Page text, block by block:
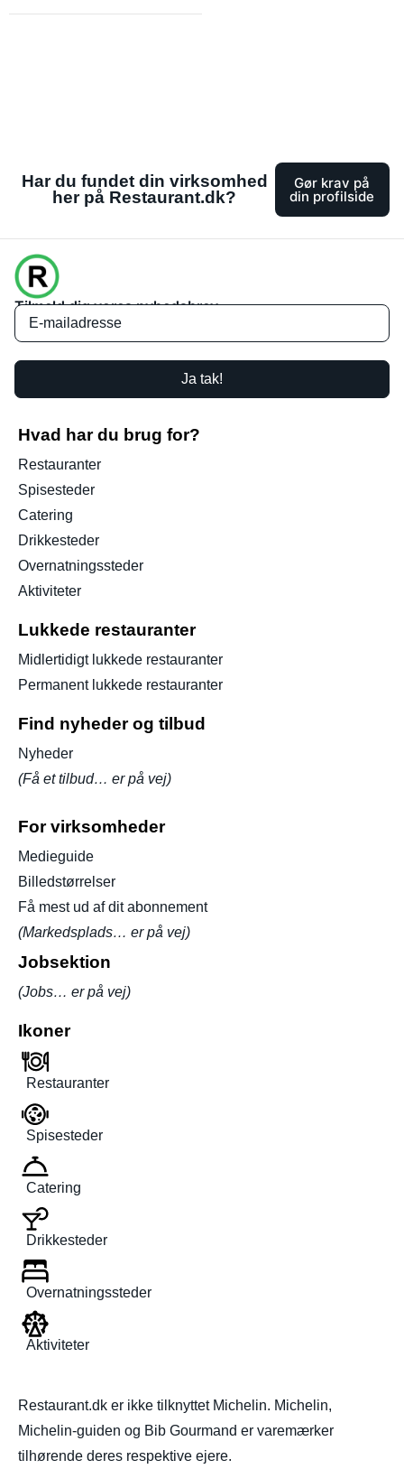
Har du fundet din virksomhed
her på Restaurant.dk?
Gør krav på
din profilside
Tilmeld dig vores nyhedsbrev
Ja tak!
Hvad har du brug for?
Restauranter
Spisesteder
Catering
Drikkesteder
Overnatningssteder
Aktiviteter
Lukkede restauranter
Midlertidigt lukkede restauranter
Permanent lukkede restauranter
Find nyheder og tilbud
Nyheder
(Få et tilbud… er på vej)
For virksomheder
Medieguide
Billedstørrelser
Få mest ud af dit abonnement
(Markedsplads… er på vej)
Jobsektion
(Jobs… er på vej)
Ikoner
Restauranter
Spisesteder
Catering
Drikkesteder
Overnatningssteder
Aktiviteter
Restaurant.dk er ikke tilknyttet Michelin. Michelin,
Michelin-guiden og Bib Gourmand er varemærker
tilhørende deres respektive ejere.